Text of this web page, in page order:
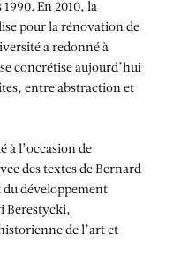
En 2010, la
pour la rénovation de
a redonné à
concrétise aujourd’hui
entre abstraction et
à l’occasion de
des textes de Bernard
développement
Berestycki,
de l’art et